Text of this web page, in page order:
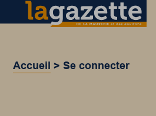
Accueil >Se connecter